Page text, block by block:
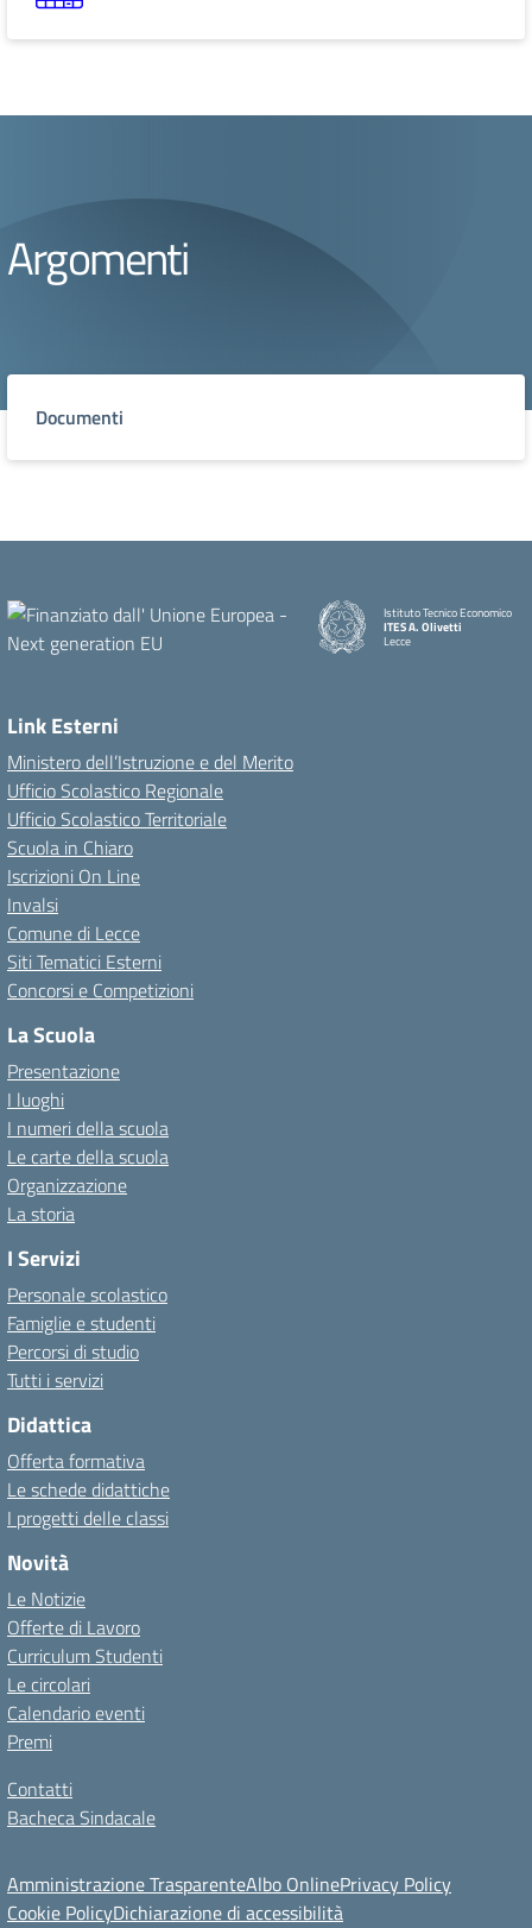
Argomenti
Documenti
Istituto Tecnico Economico
ITES A. Olivetti
Lecce
Link Esterni
Ministero dell’Istruzione e del Merito
Ufficio Scolastico Regionale
Ufficio Scolastico Territoriale
Scuola in Chiaro
Iscrizioni On Line
Invalsi
Comune di Lecce
Siti Tematici Esterni
Concorsi e Competizioni
La Scuola
Presentazione
I luoghi
I numeri della scuola
Le carte della scuola
Organizzazione
La storia
I Servizi
Personale scolastico
Famiglie e studenti
Percorsi di studio
Tutti i servizi
Didattica
Offerta formativa
Le schede didattiche
I progetti delle classi
Novità
Le Notizie
Offerte di Lavoro
Curriculum Studenti
Le circolari
Calendario eventi
Premi
Contatti
Bacheca Sindacale
Amministrazione TrasparenteAlbo OnlinePrivacy Policy
Cookie PolicyDichiarazione di accessibilità